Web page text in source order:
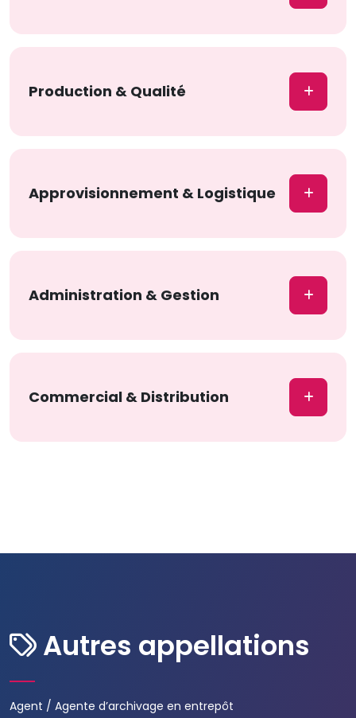
Production & Qualité
Approvisionnement & Logistique
Administration & Gestion
Commercial & Distribution
Autres appellations
Agent / Agente d’archivage en entrepôt